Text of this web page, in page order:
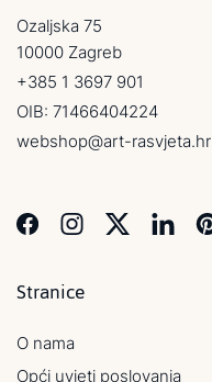
Ozaljska 75
10000 Zagreb
+385 1 3697 901
OIB: 71466404224
webshop@art-rasvjeta.hr
Stranice
O nama
Opći uvjeti poslovanja